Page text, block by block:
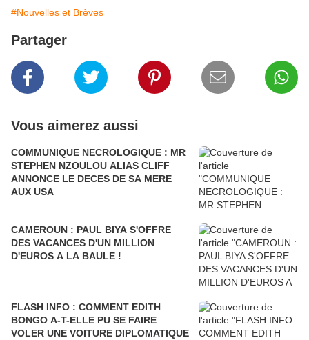
#Nouvelles et Brèves
Partager
Vous aimerez aussi
COMMUNIQUE NECROLOGIQUE : MR
STEPHEN NZOULOU ALIAS CLIFF
ANNONCE LE DECES DE SA MERE
AUX USA
CAMEROUN : PAUL BIYA S'OFFRE
DES VACANCES D'UN MILLION
D'EUROS A LA BAULE !
FLASH INFO : COMMENT EDITH
BONGO A-T-ELLE PU SE FAIRE
VOLER UNE VOITURE DIPLOMATIQUE